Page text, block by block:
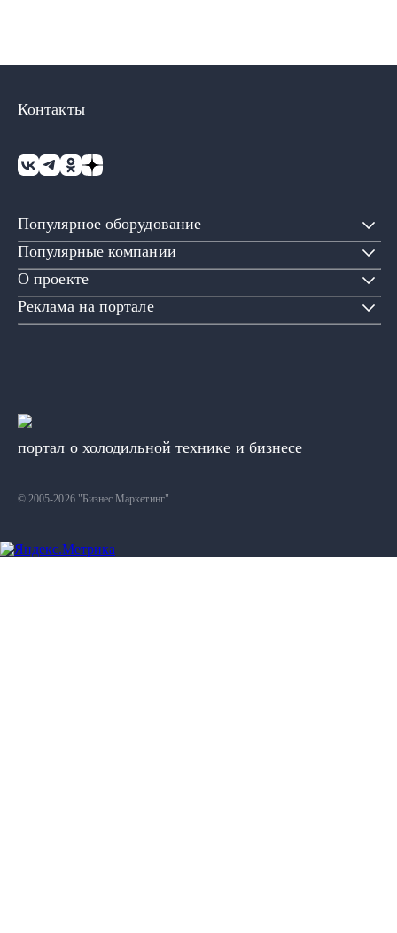
Популярное оборудование
Популярные компании
О проекте
Реклама на портале
Контакты
портал о холодильной технике и бизнесе
© 2005-2026 "Бизнес Маркетинг"